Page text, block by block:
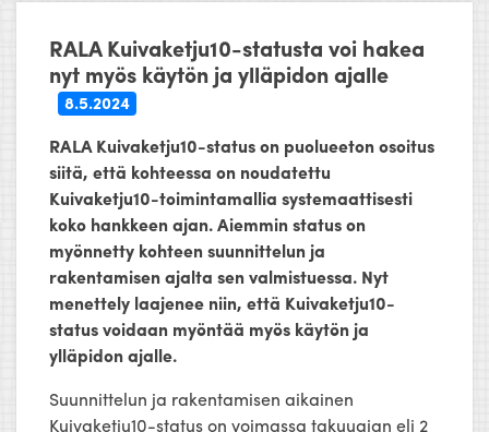
RALA Kuivaketju10-statusta voi hakea
nyt myös käytön ja ylläpidon ajalle
8.5.2024
RALA Kuivaketju10-status on puolueeton osoitus
siitä, että kohteessa on noudatettu
Kuivaketju10-toimintamallia systemaattisesti
koko hankkeen ajan. Aiemmin status on
myönnetty kohteen suunnittelun ja
rakentamisen ajalta sen valmistuessa. Nyt
menettely laajenee niin, että Kuivaketju10-
status voidaan myöntää myös käytön ja
ylläpidon ajalle.
Suunnittelun ja rakentamisen aikainen
Kuivaketju10-status on voimassa takuuajan eli 2